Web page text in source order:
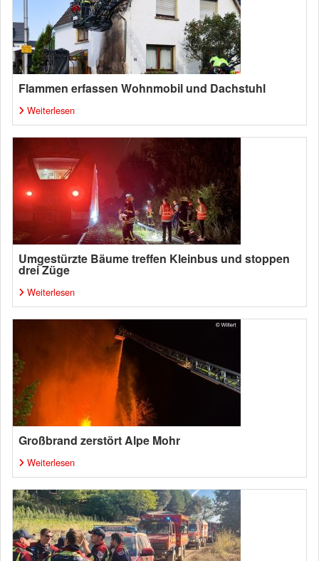
Flammen erfassen Wohnmobil und Dachstuhl
Weiterlesen
Umgestürzte Bäume treffen Kleinbus und stoppen
drei Züge
Weiterlesen
Großbrand zerstört Alpe Mohr
Weiterlesen